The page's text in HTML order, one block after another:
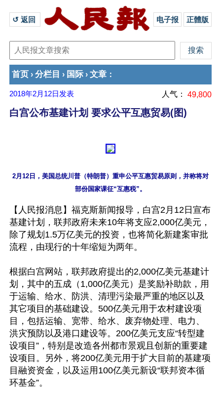
↺ 返回 电子报 正體版
首页 › 分栏目 › 国际 › 文章 ：
2018年2月12日 发表 人气： 49,800
白宫公布基建计划 要求公平互惠贸易(图)
2月12日，美国总统川普（特朗普）重申公平互惠贸易原则，并称将对
【人民报消息】福克斯新闻报导，白宫2月12日宣布
基建计划，联邦政府未来10年将支应2,000亿美元，
除了规划1.5万亿美元的投资，也将简化新建案审批
流程，由现行的十年缩短为两年。
根据白宫网站，联邦政府提出的2,000亿美元基建计
划，其中的五成（1,000亿美元）是奖励补助款，用
于运输、给水、防洪、清理污染最严重的地区以及
其它项目的基础建设。500亿美元用于农村建设项
目，包括运输、宽带、给水、废弃物处理、电力、
洪灾预防以及港口建设等。200亿美元支应“转型建
设项目”，特别是改造各州都市景观且创新的重要建
设项目。另外，将200亿美元用于扩大目前的基建项
目融资资金，以及运用100亿美元新设“联邦资本循
环基金”。